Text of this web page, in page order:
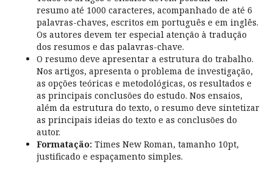
resumo até 1000 caracteres, acompanhado de até 6
palavras-chaves, escritos em português e em inglês.
Os autores devem ter especial atenção à tradução
dos resumos e das palavras-chave.
O resumo deve apresentar a estrutura do trabalho.
Nos artigos, apresenta o problema de investigação,
as opções teóricas e metodológicas, os resultados e
as principais conclusões do estudo. Nos ensaios,
além da estrutura do texto, o resumo deve sintetizar
as principais ideias do texto e as conclusões do
autor.
Formatação: Times New Roman, tamanho 10pt,
justificado e espaçamento simples.